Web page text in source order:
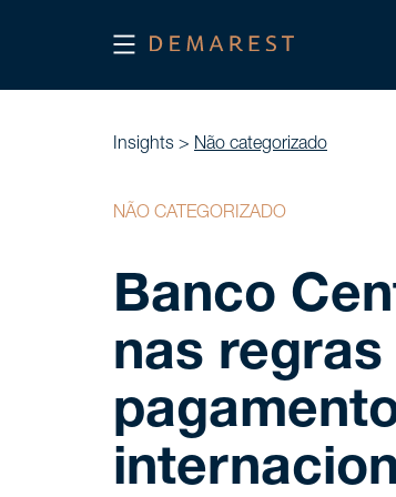
Insights > Não categorizado
NÃO CATEGORIZADO
Banco
nas